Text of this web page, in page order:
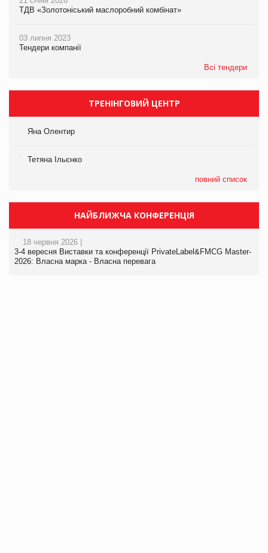
ТДВ «Золотоніський маслоробний комбінат»
03 липня 2023
Тендери компанії
Всі тендери
ТРЕНІНГОВИЙ ЦЕНТР
Яна Олентир
Тетяна Ільєнко
повний список
НАЙБЛИЖЧА КОНФЕРЕНЦІЯ
18 червня 2026 |
3-4 вересня Виставки та конференції PrivateLabel&FMCG Master-
2026: Власна марка - Власна перевага